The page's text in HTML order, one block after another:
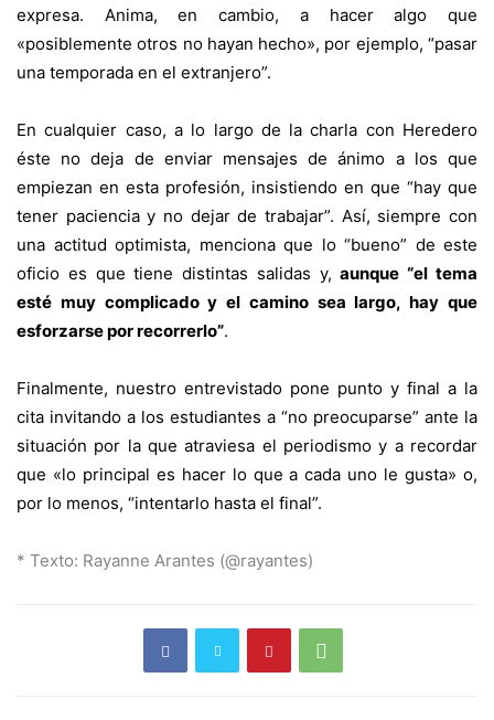
expresa. Anima, en cambio, a hacer algo que
«posiblemente otros no hayan hecho», por ejemplo, “pasar
una temporada en el extranjero”.
En cualquier caso, a lo largo de la charla con Heredero
éste no deja de enviar mensajes de ánimo a los que
empiezan en esta profesión, insistiendo en que “hay que
tener paciencia y no dejar de trabajar”. Así, siempre con
una actitud optimista, menciona que lo “bueno” de este
oficio es que tiene distintas salidas y,aunque “el tema
esté muy complicado y el camino sea largo, hay que
esforzarse por recorrerlo”.
Finalmente, nuestro entrevistado pone punto y final a la
cita invitando a los estudiantes a “no preocuparse” ante la
situación por la que atraviesa el periodismo y a recordar
que «lo principal es hacer lo que a cada uno le gusta» o,
por lo menos, “intentarlo hasta el final”.
* Texto: Rayanne Arantes (@rayantes)